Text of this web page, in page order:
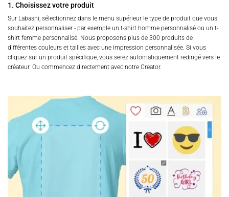
1. Choisissez votre produit
Sur Labasni, sélectionnez dans le menu supérieur le type de produit que vous
souhaitez personnaliser - par exemple un t-shirt homme personnalisé ou un t-
shirt femme personnalisé. Nous proposons plus de 300 produits de
différentes couleurs et tailles avec une impression personnalisée. Si vous
cliquez sur un produit spécifique, vous serez automatiquement redirigé vers le
créateur. Ou commencez directement avec notre Creator.